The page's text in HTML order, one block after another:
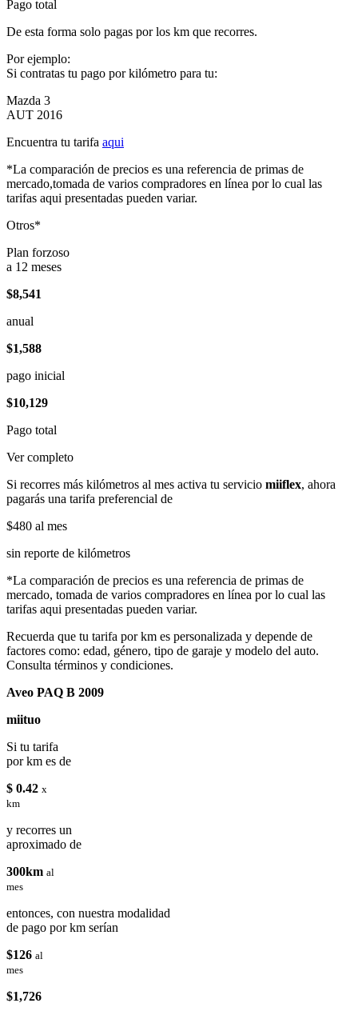
Pago total
De esta forma solo pagas por los km que recorres.
Por ejemplo:
Si contratas tu pago por kilómetro para tu:
Mazda 3
AUT 2016
Encuentra tu tarifa aqui
*La comparación de precios es una referencia de primas de
mercado,tomada de varios compradores en línea por lo cual las
tarifas aqui presentadas pueden variar.
Otros*
Plan forzoso
a 12 meses
$8,541
anual
$1,588
pago inicial
$10,129
Pago total
Ver completo
Si recorres más kilómetros al mes activa tu servicio miiflex, ahora
pagarás una tarifa preferencial de
$480 al mes
sin reporte de kilómetros
*La comparación de precios es una referencia de primas de
mercado, tomada de varios compradores en línea por lo cual las
tarifas aqui presentadas pueden variar.
Recuerda que tu tarifa por km es personalizada y depende de
factores como: edad, género, tipo de garaje y modelo del auto.
Consulta términos y condiciones.
Aveo PAQ B 2009
miituo
Si tu tarifa
por km es de
$ 0.42 x
km
y recorres un
aproximado de
300km al
mes
entonces, con nuestra modalidad
de pago por km serían
$126 al
mes
$1,726